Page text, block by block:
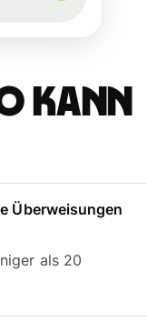
kann
Überweisungen
als 20